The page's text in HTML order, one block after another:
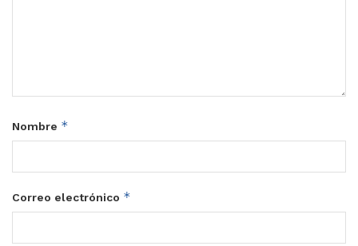
Nombre *
Correo electrónico *